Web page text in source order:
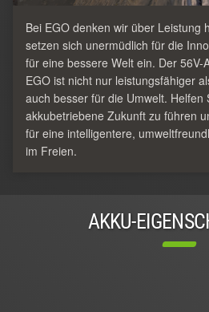
Bei EGO denken wir über Leistung
setzen sich unermüdlich für die
für eine bessere Welt ein. Der
EGO ist nicht nur leistungsfähiger
auch besser für die Umwelt. Helfen
akkubetriebene Zukunft zu führen
für eine intelligentere,
im Freien.
AKKU-